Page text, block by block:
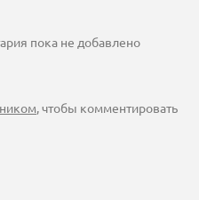
пока не добавлено
, чтобы комментировать